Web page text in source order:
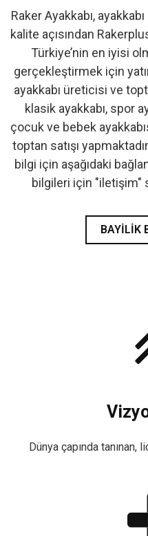
- İlk Adım & Bebek
- Babetler
Raker Ayakkabı,
kalite açısından
Türkiye’nin en iyisi
gerçekleştirmek için
ayakkabı üreticisi ve
klasik ayakkabı, spor
çocuk ve bebek
toptan satışı
bilgi için aşağıdaki
bilgileri için "iletişim"
BAYILIK
Dünya çapında tanınan,